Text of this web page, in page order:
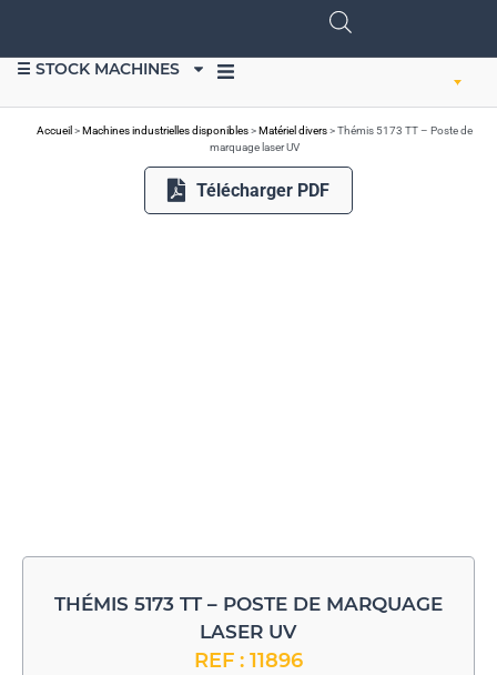
☰ STOCK MACHINES
Accueil >Machines industrielles disponibles>Matériel divers>Thémis 5173 TT – Poste de
marquage laser UV
Télécharger PDF
THÉMIS 5173 TT – POSTE DE MARQUAGE
LASER UV
REF : 11896